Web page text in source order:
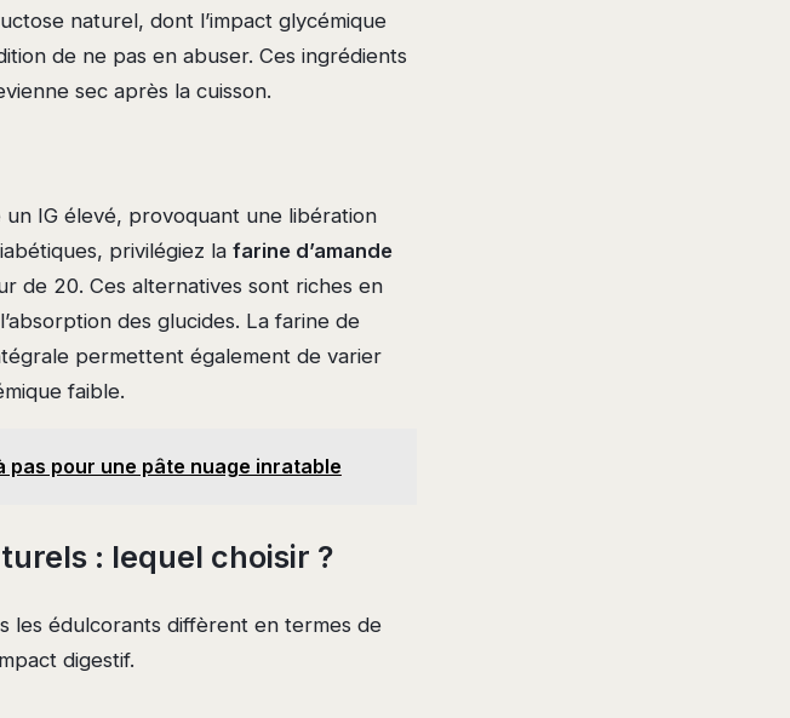
naturel, dont l’impact glycémique
de ne pas en abuser. Ces ingrédients
sec après la cuisson.
IG élevé, provoquant une libération
privilégiez la farine d’amande
de 20. Ces alternatives sont riches en
des glucides. La farine de
permettent également de varier
faible.
pas pour une pâte nuage inratable
: lequel choisir ?
les édulcorants diffèrent en termes de
digestif.